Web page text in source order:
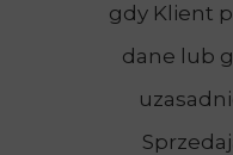
gdy Klient
dane lub